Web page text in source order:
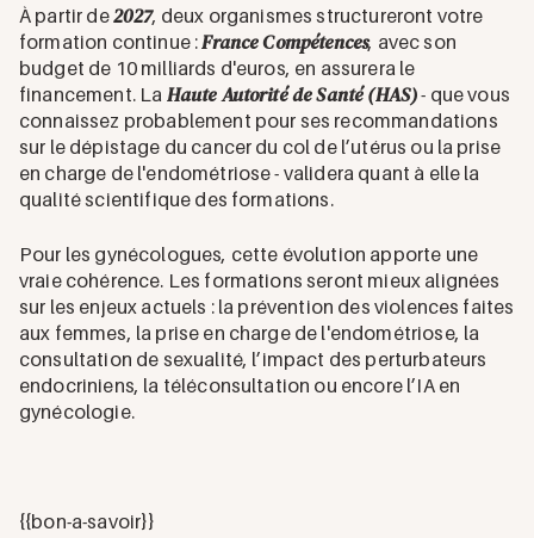
À partir de2027, deux organismes structureront votre
formation continue :France Compétences, avec son
budget de 10 milliards d'euros, en assurera le
financement. La Haute Autorité de Santé (HAS)- que vous
connaissez probablement pour ses recommandations
sur le dépistage du cancer du col de l’utérus ou la prise
en charge de l'endométriose - validera quant à elle la
qualité scientifique des formations.
Pour les gynécologues, cette évolution apporte une
vraie cohérence. Les formations seront mieux alignées
sur les enjeux actuels : la prévention des violences faites
aux femmes, la prise en charge de l'endométriose, la
consultation de sexualité, l’impact des perturbateurs
endocriniens, la téléconsultation ou encore l’IA en
gynécologie.
{{bon-a-savoir}}